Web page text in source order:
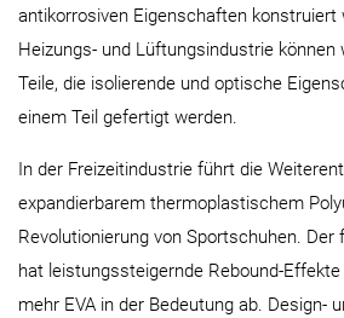
antikorrosiven Eigenschaften konstruiert
Heizungs- und Lüftungsindustrie
Teile, die isolierende und optische
einem Teil gefertigt werden.
In der Freizeitindustrie führt die
expandierbarem thermoplastischem
Revolutionierung von Sportschuhen.
hat leistungssteigernde Rebound-
mehr EVA in der Bedeutung ab. Design-